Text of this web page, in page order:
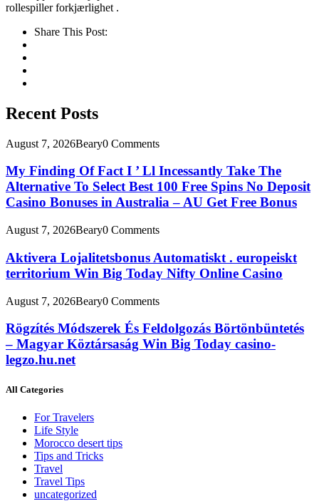
rollespiller forkjærlighet .
Share This Post:
Recent Posts
August 7, 2026Beary0 Comments
My Finding Of Fact I ’ Ll Incessantly Take The
Alternative To Select Best 100 Free Spins No Deposit
Casino Bonuses in Australia – AU Get Free Bonus
August 7, 2026Beary0 Comments
Aktivera Lojalitetsbonus Automatiskt . europeiskt
territorium Win Big Today Nifty Online Casino
August 7, 2026Beary0 Comments
Rögzítés Módszerek És Feldolgozás Börtönbüntetés
– Magyar Köztársaság Win Big Today casino-
legzo.hu.net
All Categories
For Travelers
Life Style
Morocco desert tips
Tips and Tricks
Travel
Travel Tips
uncategorized